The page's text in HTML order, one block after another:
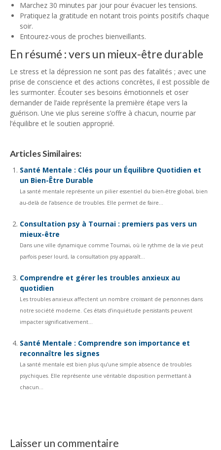
Marchez 30 minutes par jour pour évacuer les tensions.
Pratiquez la gratitude en notant trois points positifs chaque
soir.
Entourez-vous de proches bienveillants.
En résumé : vers un mieux-être durable
Le stress et la dépression ne sont pas des fatalités ; avec une
prise de conscience et des actions concrètes, il est possible de
les surmonter. Écouter ses besoins émotionnels et oser
demander de l’aide représente la première étape vers la
guérison. Une vie plus sereine s’offre à chacun, nourrie par
l’équilibre et le soutien approprié.
Articles Similaires:
Santé Mentale : Clés pour un Équilibre Quotidien et
un Bien-Être Durable
La santé mentale représente un pilier essentiel du bien-être global, bien
au-delà de l’absence de troubles. Elle permet de faire...
Consultation psy à Tournai : premiers pas vers un
mieux-être
Dans une ville dynamique comme Tournai, où le rythme de la vie peut
parfois peser lourd, la consultation psy apparaît...
Comprendre et gérer les troubles anxieux au
quotidien
Les troubles anxieux affectent un nombre croissant de personnes dans
notre société moderne. Ces états d’inquiétude persistants peuvent
impacter significativement...
Santé Mentale : Comprendre son importance et
reconnaître les signes
La santé mentale est bien plus qu’une simple absence de troubles
psychiques. Elle représente une véritable disposition permettant à
chacun...
Laisser un commentaire